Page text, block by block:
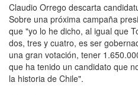
Claudio Orrego descarta
Sobre una próxima campaña
que "yo lo he dicho, al igual que
dos, tres y cuatro, es ser
una gran votación, tener
que ha tenido un candidato que
la historia de Chile".